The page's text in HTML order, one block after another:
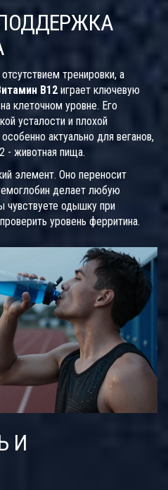
тренировки, а
B12 играет ключевую
клеточном уровне. Его
усталости и плохой
актуально для веганов,
- животная пища.
элемент. Оно переносит
делает любую
чувствуете одышку при
уровень ферритина.
И